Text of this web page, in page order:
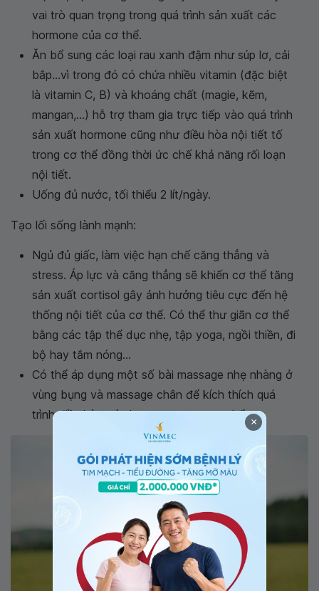
vai trò quan trọng trong quá trình sản xuất các
hormone của cơ thể.
Ăn bổ sung các loại rau xanh đậm như súp lơ, cải
bắp...vì trong đó có chứa nhiều vitamin (đặc biệt
là vitamin C, B) và khoáng chất (magie, kẽm,
mangan,...) hỗ trợ tham gia trực tiếp vào quá trình
sản xuất hormone cũng như điều hòa nội tiết tố
trong cơ thể đồng thời ức chế khả năng rối loạn
nội tiết.
Uống đủ nước, tối thiểu 2 lít/ngày.
Tạo lối sống lành mạnh:
Ngủ đủ giấc, làm việc hạn chế căng thẳng và
stress. Áp lực và căng thẳng sẽ khiến cơ thể tăng
sản xuất cortisol gây ảnh hưởng tiêu cực đến hệ
thống nội tiết của cơ thể. Có thể thư giãn cơ thể
bằng các tập thể dục nhẹ, tập yoga, ngồi thiền, đi
bộ hay tắm nóng...
Có thể áp dụng một số bài massage nhẹ nhàng ở
vùng bụng và massage chân để kích thích quá
trình điều hòa các hormone trong cơ thể.
×